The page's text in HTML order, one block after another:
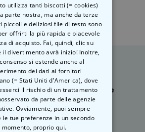
Personalizzato con
Definizione
Comprato
volte
oltre a e-mail sullenostre
geniali e sconti esclusivi?
nostraNEWSLETTER :
utilizza tanti biscotti (= cookies)
parte nostra, ma anche da terze
piccoli e deliziosi file di testo sono
offrirti la più rapida e piacevole
di acquisto. Fai, quindi, clic su
il divertimento avrà inizio! Inoltre,
si estende anche al
dei dati ai fornitori
(= Stati Uniti d'America), dove
il rischio di un trattamento
da parte delle agenzie
Ovviamente, puoi sempre
le tue preferenze in un secondo
momento, proprio qui.